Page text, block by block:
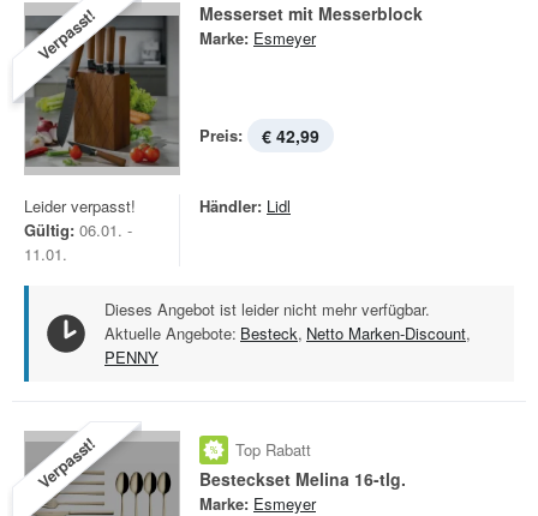
Verpasst! Messerset mit Messerblock
Marke: Esmeyer
Preis: € 42,99
Leider verpasst!
Gültig: 06.01. -
11.01.
Händler: Lidl
Dieses Angebot ist leider nicht mehr verfügbar.
Aktuelle Angebote: Besteck, Netto Marken-Discount,
PENNY
Verpasst! Top Rabatt
Besteckset Melina 16-tlg.
Marke: Esmeyer